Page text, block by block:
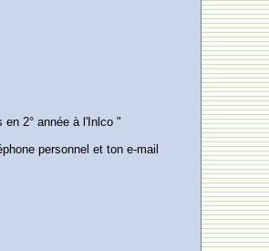
2° année à l'Inlco "
personnel et ton e-mail